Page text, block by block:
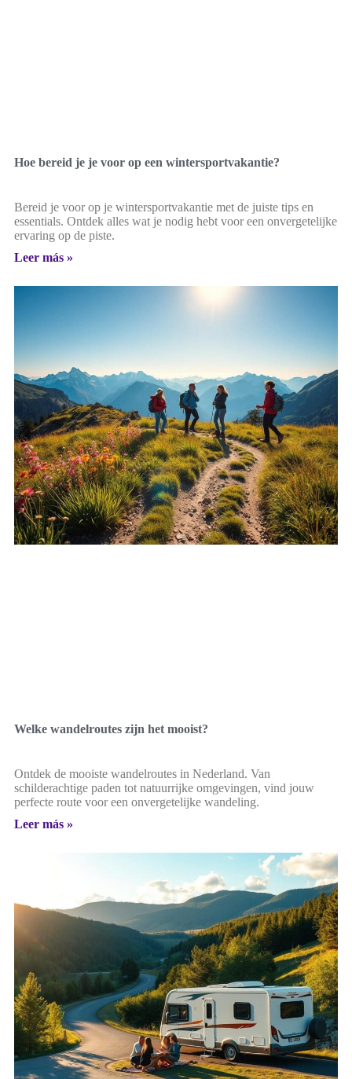
Hoe bereid je je voor op een wintersportvakantie?
Bereid je voor op je wintersportvakantie met de juiste tips en
essentials. Ontdek alles wat je nodig hebt voor een onvergetelijke
ervaring op de piste.
Leer más »
Welke wandelroutes zijn het mooist?
Ontdek de mooiste wandelroutes in Nederland. Van
schilderachtige paden tot natuurrijke omgevingen, vind jouw
perfecte route voor een onvergetelijke wandeling.
Leer más »